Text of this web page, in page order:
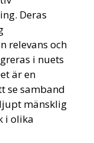
Deras
relevans och
i nuets
är en
se samband
mänsklig
i olika